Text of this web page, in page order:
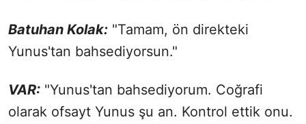
Batuhan Kolak: "Tamam, ön direkteki
Yunus'tan bahsediyorsun."
VAR: "Yunus'tan bahsediyorum. Coğrafi
olarak ofsayt Yunus şu an. Kontrol ettik onu.